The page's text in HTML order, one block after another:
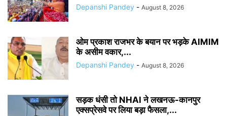
Depanshi Pandey - August 8, 2026
ओम प्रकाश राजभर के बयान पर भड़के AIMIM
के असीम वकार,...
Depanshi Pandey - August 8, 2026
सड़क धंसी तो NHAI ने लखनऊ-कानपुर
एक्सप्रेसवे पर लिया बड़ा फैसला,...